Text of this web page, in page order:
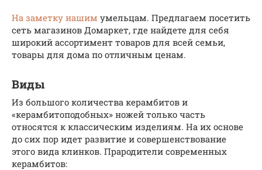
На заметку нашим умельцам. Предлагаем посетить
сеть магазинов Домаркет, где найдете для себя
широкий ассортимент товаров для всей семьи,
товары для дома по отличным ценам.
Виды
Из большого количества керамбитов и
«керамбитоподобных» ножей только часть
относятся к классическим изделиям. На их основе
до сих пор идет развитие и совершенствование
этого вида клинков. Прародители современных
керамбитов: